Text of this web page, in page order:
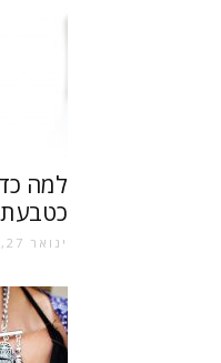
למה
כטבעת
ינואר 27, 2020